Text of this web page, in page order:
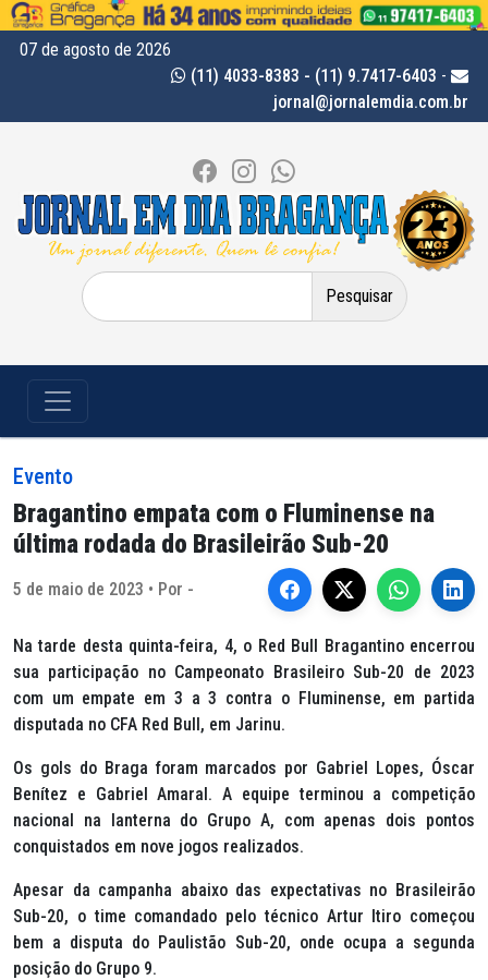
07 de agosto de 2026
(11) 4033-8383 - (11) 9.7417-6403 -
jornal@jornalemdia.com.br
Pesquisar
por:
Evento
Bragantino empata com o Fluminense na
última rodada do Brasileirão Sub-20
5 de maio de 2023 • Por -
Na tarde desta quinta-feira, 4, o Red Bull Bragantino encerrou
sua participação no Campeonato Brasileiro Sub-20 de 2023
com um empate em 3 a 3 contra o Fluminense, em partida
disputada no CFA Red Bull, em Jarinu.
Os gols do Braga foram marcados por Gabriel Lopes, Óscar
Benítez e Gabriel Amaral. A equipe terminou a competição
nacional na lanterna do Grupo A, com apenas dois pontos
conquistados em nove jogos realizados.
Apesar da campanha abaixo das expectativas no Brasileirão
Sub-20, o time comandado pelo técnico Artur Itiro começou
bem a disputa do Paulistão Sub-20, onde ocupa a segunda
posição do Grupo 9.